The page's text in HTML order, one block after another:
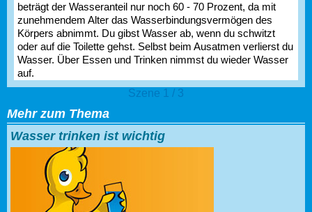
beträgt der Wasseranteil nur noch 60 - 70 Prozent, da mit
zunehmendem Alter das Wasserbindungsvermögen des
Körpers abnimmt. Du gibst Wasser ab, wenn du schwitzt
oder auf die Toilette gehst. Selbst beim Ausatmen verlierst du
Wasser. Über Essen und Trinken nimmst du wieder Wasser
auf.
Szene 1 / 3
Mehr zum Thema
Wasser trinken ist wichtig